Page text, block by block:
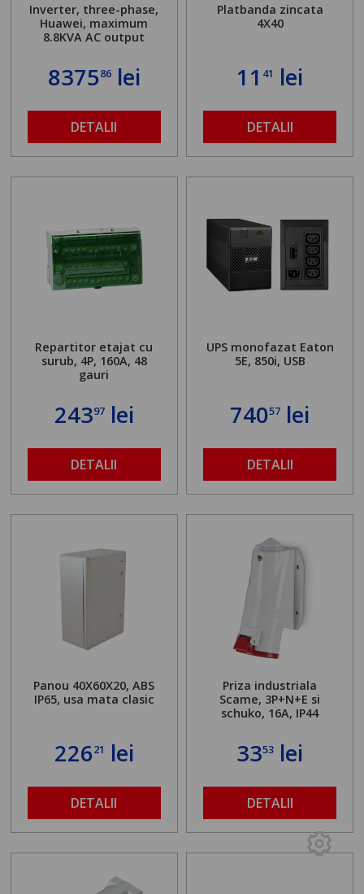
Inverter, three-phase,
Huawei, maximum
8.8KVA AC output
837586lei
DETALII
Platbanda zincata
4X40
11 41 lei
DETALII
Repartitor etajat cu
surub, 4P, 160A, 48
gauri
24397lei
DETALII
UPS monofazat Eaton
5E, 850i, USB
74057 lei
DETALII
Panou 40X60X20, ABS
IP65, usa mata clasic
22621 lei
DETALII
Priza industriala
Scame, 3P+N+E si
schuko, 16A, IP44
3353 lei
DETALII